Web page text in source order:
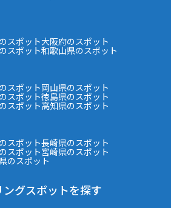
スポット大阪府のスポット
スポット和歌山県のスポット
スポット岡山県のスポット
スポット徳島県のスポット
スポット高知県のスポット
スポット長崎県のスポット
スポット宮崎県のスポット
のスポット
グスポットを探す